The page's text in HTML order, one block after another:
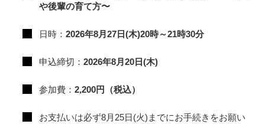
や後輩の育て方〜
日時：2026年8月27日(木)20時～21時30分
申込締切：2026年8月20日(木)
参加費：2,200円（税込）
お支払いは必ず8月25日(火)までにお手続きをお願い